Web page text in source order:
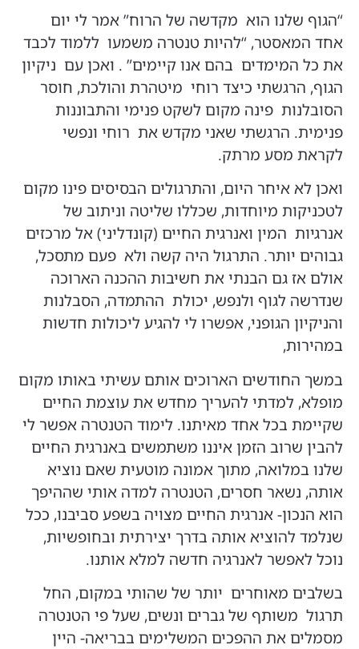
“הגוף שלנו הוא מקדשה של הרוח” אמר לי יום
אחד המאסטר, “להיות טנטרה משמעו ללמוד לכבד
את כל המימדים בהם אנו קיימים” . ואכן עם ניקיון
הגוף, הרגשתי כיצד רוחי מיטהרת והולכת, חוסר
הסובלנות פינה מקום לשקט פנימי והתבוננות
פנימית. הרגשתי שאני מקדש את רוחי ונפשי
לקראת מסע מרתק.
ואכן לא איחר היום, והתרגולים הבסיסים פינו מקום
לטכניקות מיוחדות, שכללו שליטה וניתוב של
אנרגיות המין ואנרגית החיים (קונדליני) אל מרכזים
גבוהים יותר. התרגול היה קשה ולא פעם מתסכל,
אולם אז גם הבנתי את חשיבות ההכנה הארוכה
שנדרשה לגוף ולנפש, יכולת ההתמדה, הסבלנות
והניקיון הגופני, אפשרו לי להגיע ליכולות חדשות
במהירות,
במשך החודשים הארוכים אותם עשיתי באותו מקום
מופלא, למדתי להעריך מחדש את עוצמת החיים
שקיימת בכל אחד מאיתנו. לימוד הטנטרה אפשר לי
להבין שרוב הזמן איננו משתמשים באנרגית החיים
שלנו במלואה, מתוך אמונה מוטעית שאם נוציא
אותה, נשאר חסרים, הטנטרה למדה אותי שההיפך
הוא הנכון- אנרגית החיים מצויה בשפע סביבנו, ככל
שנלמד להוציא אותה בדרך יצירתית ובחופשיות,
נוכל לאפשר לאנרגיה חדשה למלא אותנו.
בשלבים מאוחרים יותר של שהותי במקום, החל
תרגול משותף של גברים ונשים, שעל פי הטנטרה
מסמלים את ההפכים המשלימים בבריאה- היין